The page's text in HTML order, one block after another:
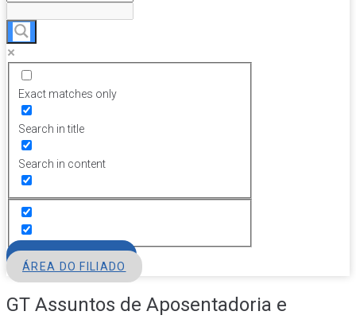
Exact matches only
Search in title
Search in content
ÁREA DO FILIADO
GT Assuntos de Aposentadoria e